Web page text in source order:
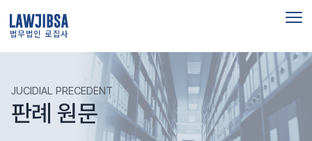
법무법인 로집사
JUCIDIAL PRECEDENT
판례 원문